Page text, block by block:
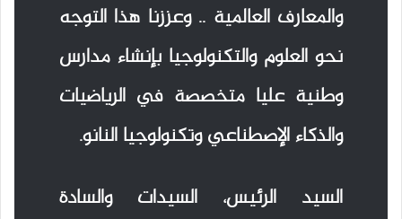
والمعارف العالمية .. وعززنا هذا التوجه
نحو العلوم والتكنولوجيا بإنشاء مدارس
وطنية عليا متخصصة في الرياضيات
والذكاء الإصطناعي وتكنولوجيا النانو.
السيد الرئيس، السيدات والسادة